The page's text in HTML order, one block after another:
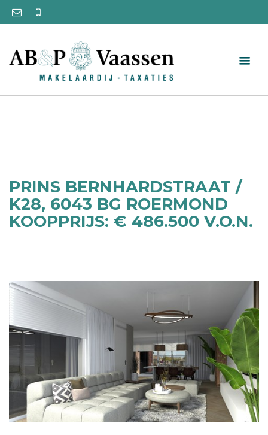
PRINS BERNHARDSTRAAT /
K28, 6043 BG ROERMOND
KOOPPRIJS: € 486.500 V.O.N.